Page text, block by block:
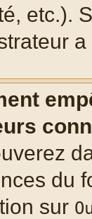
etc.).
du
sur